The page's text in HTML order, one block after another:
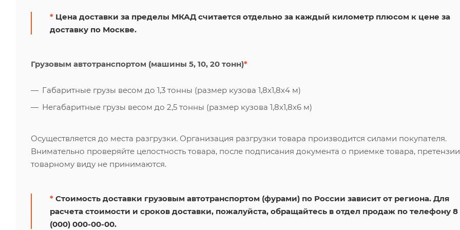
* Цена доставки за пределы МКАД считается отдельно за каждый километр плюсом к цене за
доставку по Москве.
Грузовым автотранспортом (машины 5, 10, 20 тонн)*
Габаритные грузы весом до 1,3 тонны (размер кузова 1,8х1,8х4 м)
Негабаритные грузы весом до 2,5 тонны (размер кузова 1,8х1,8х6 м)
Осуществляется до места разгрузки. Организация разгрузки товара производится силами покупателя.
Внимательно проверяйте целостность товара, после подписания документа о приемке товара,
товарному виду не принимаются.
* Стоимость доставки грузовым автотранспортом (фурами) по России зависит от региона. Для
расчета стоимости и сроков доставки, пожалуйста, обращайтесь в отдел продаж по телефону 8
(000) 000-00-00.